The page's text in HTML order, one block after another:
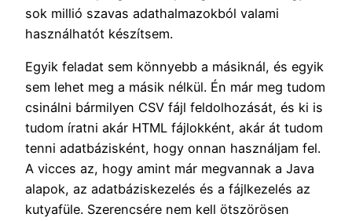
sok millió szavas adathalmazokból valami
használhatót készítsem.
Egyik feladat sem könnyebb a másiknál, és egyik
sem lehet meg a másik nélkül. Én már meg tudom
csinálni bármilyen CSV fájl feldolhozását, és ki is
tudom íratni akár HTML fájlokként, akár át tudom
tenni adatbázisként, hogy onnan használjam fel.
A vicces az, hogy amint már megvannak a Java
alapok, az adatbáziskezelés és a fájlkezelés az
kutyafüle. Szerencsére nem kell ötszörösen